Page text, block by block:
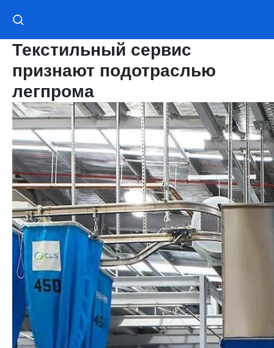
Текстильный сервис
признают подотраслью
легпрома